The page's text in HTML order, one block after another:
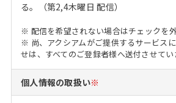
る。（第2,4木曜日 配信）
※ 配信を希望されない場合はチェックを外
※ 尚、アクシアムがご提供するサービス
せは、すべてのご登録者様へ送付させてい
個人情報の取扱い※